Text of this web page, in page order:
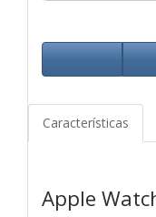
Características
Apple